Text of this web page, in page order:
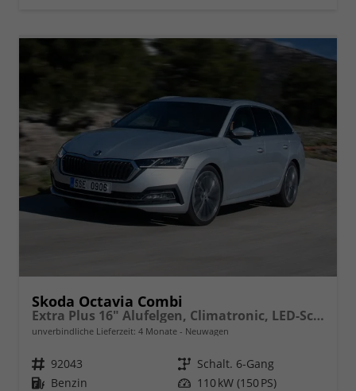
Skoda Octavia Combi
Extra Plus 16" Alufelgen, Climatronic, LED-Scheinwerfer, Parksensoren hinten, Radio 10" + Wireless Smartlink, Tempomat, Multifunktions-Lederlenkrad, Dachreling uvm.
unverbindliche Lieferzeit: 4 Monate Neuwagen
Fahrzeugnr. 92043 Getriebe Schalt. 6-Gang
Kraftstoff Benzin Leistung 110 kW (150 PS)